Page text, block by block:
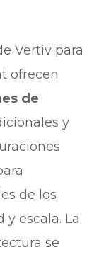
Vertiv para
ofrecen
de
y
de los
escala. La
se